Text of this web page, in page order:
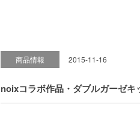
商品情報 2015-11-16
noixコラボ作品・ダブルガーゼ